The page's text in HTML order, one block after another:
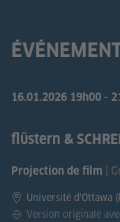
16.01.2026 19h00 -
flüstern &
Projection de film |
Université d'Ottawa
Version originale